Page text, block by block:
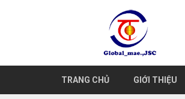
TRANG CHỦ GIỚI THIỆU